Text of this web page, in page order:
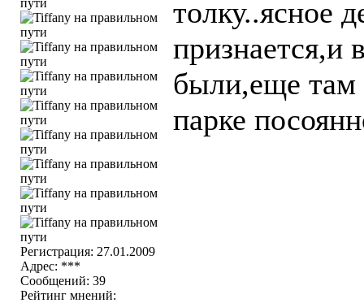
Регистрация: 27.01.2009
Адрес: ***
Сообщений: 39
Рейтинг мнений:
толку..ясное
признается,и
были,еще там
парке